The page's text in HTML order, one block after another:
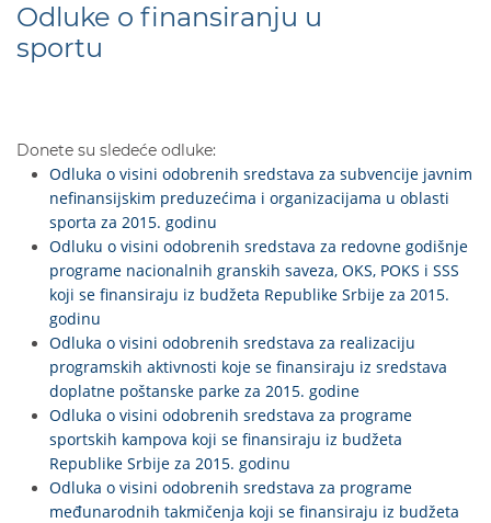
Odluke o finansiranju u
sportu
Donete su sledeće odluke:
Odluka o visini odobrenih sredstava za subvencije javnim
nefinansijskim preduzećima i organizacijama u oblasti
sporta za 2015. godinu
Odluku o visini odobrenih sredstava za redovne godišnje
programe nacionalnih granskih saveza, OKS, POKS i SSS
koji se finansiraju iz budžeta Republike Srbije za 2015.
godinu
Odluka o visini odobrenih sredstava za realizaciju
programskih aktivnosti koje se finansiraju iz sredstava
doplatne poštanske parke za 2015. godine
Odluka o visini odobrenih sredstava za programe
sportskih kampova koji se finansiraju iz budžeta
Republike Srbije za 2015. godinu
Odluka o visini odobrenih sredstava za programe
međunarodnih takmičenja koji se finansiraju iz budžeta